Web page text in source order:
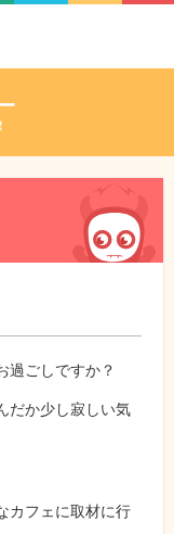
ごしですか？
だか少し寂しい気
カフェに取材に行